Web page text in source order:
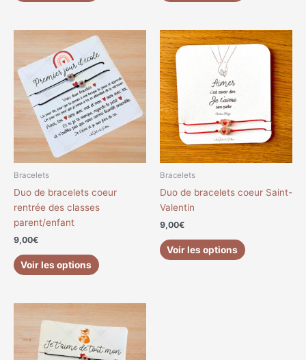
Bracelets
Duo de bracelets coeur
rentrée des classes
parent/enfant
9,00€
Voir les options
Ce
produit
a
plusieurs
variations.
Les
options
peuvent
être
sur
la
Bracelets
Duo de bracelets coeur Saint-
Valentin
9,00€
Voir les options
Ce
produit
plusieurs
variations.
options
peuvent
être
sur
produit
Ce
produit
plusieurs